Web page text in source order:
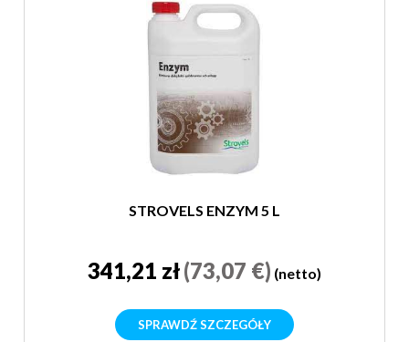
STROVELS ENZYM 5 L
341,21 zł(73,07 €) (netto)
SPRAWDŹ SZCZEGÓŁY